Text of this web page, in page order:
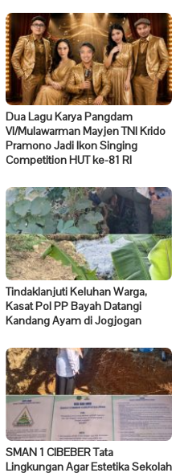
Dua Lagu Karya Pangdam
VI/Mulawarman Mayjen TNI Krido
Pramono Jadi Ikon Singing
Competition HUT ke-81 RI
Tindaklanjuti Keluhan Warga,
Kasat Pol PP Bayah Datangi
Kandang Ayam di Jogjogan
SMAN 1 CIBEBER Tata
Lingkungan Agar Estetika Sekolah